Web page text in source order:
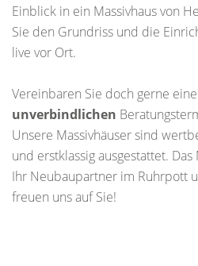
Einblick in ein Massivhaus von
Sie den Grundriss und die
live vor Ort.
Vereinbaren Sie doch gerne
unverbindlichen
Unsere Massivhäuser sind
und erstklassig ausgestattet.
Ihr Neubaupartner im Ruhrpott
freuen uns auf Sie!